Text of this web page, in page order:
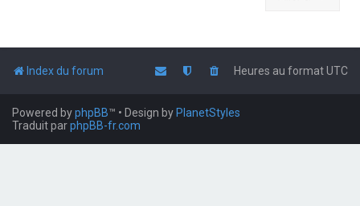
Index du forum Heures au formatUTC
Powered byphpBB™ • Design by PlanetStyles
Traduit parphpBB-fr.com